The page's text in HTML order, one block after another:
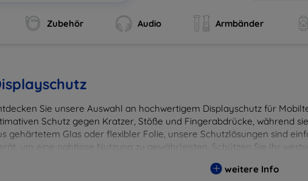
Zubehör Audio Armbänder
Sie unsere Auswahl an hochwertigem Displayschutz für
Schutz gegen Kratzer, Stöße und Fingerabdrücke, während
gehärtetem Glas oder flexibler Folie, unsere Schutzlösungen sind
um eine nahtlose Nutzung zu gewährleisten. Schützen Sie Ihr
weitere Info